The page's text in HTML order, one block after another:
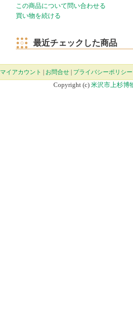
この商品について問い合わせる
買い物を続ける
最近チェックした商品
マイアカウント お問合せ プライバシーポリシー
Copyright (c) 米沢市上杉博